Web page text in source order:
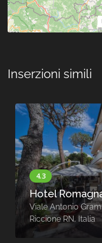
Inserzioni simili
Hotel
Viale Antonio
Riccione RN, Italia